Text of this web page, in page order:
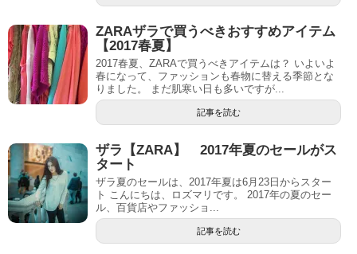
ZARAザラで買うべきおすすめアイテム
【2017春夏】
2017春夏、ZARAで買うべきアイテムは？ いよいよ
春になって、ファッションも春物に替える季節とな
りました。 まだ肌寒い日も多いですが...
記事を読む
ザラ【ZARA】 2017年夏のセールがス
タート
ザラ夏のセールは、2017年夏は6月23日からスター
ト こんにちは、ロズマリです。 2017年の夏のセー
ル、百貨店やファッショ...
記事を読む